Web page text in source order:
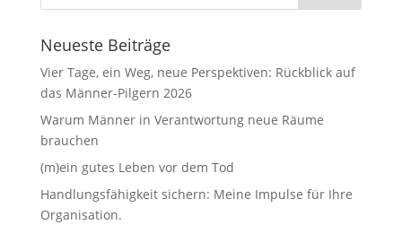
Neueste Beiträge
Vier Tage, ein Weg, neue Perspektiven: Rückblick auf
das Männer-Pilgern 2026
Warum Männer in Verantwortung neue Räume
brauchen
(m)ein gutes Leben vor dem Tod
Handlungsfähigkeit sichern: Meine Impulse für Ihre
Organisation.